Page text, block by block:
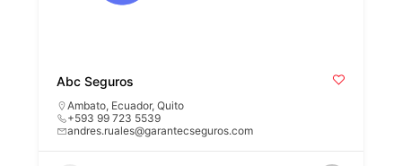
Abc Seguros
Ambato, Ecuador,Quito
+593 99 723 5539
andres.ruales@garantecseguros.com